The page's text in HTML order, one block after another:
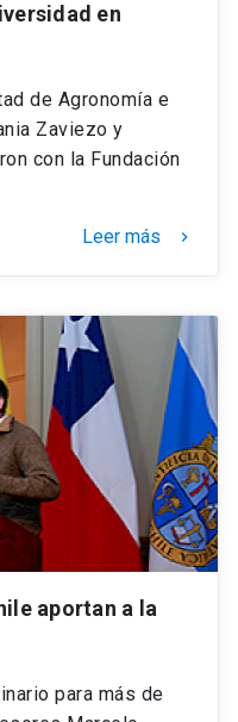
en
de Agronomía e
Zaviezo y
con la Fundación
Leer más keyboard_arrow_right
aportan a la
para más de